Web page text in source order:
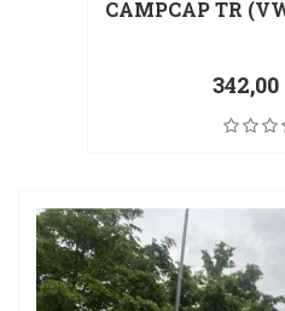
CAMPCAP TR
342,00